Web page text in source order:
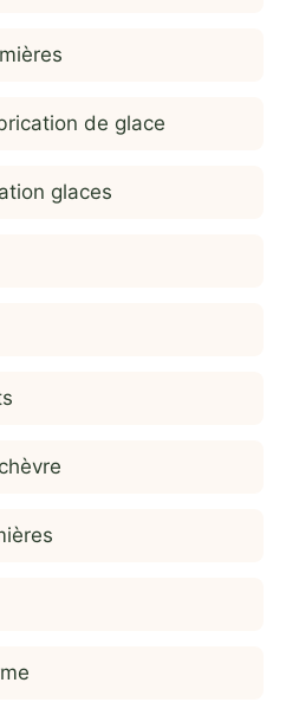
de glace
glaces